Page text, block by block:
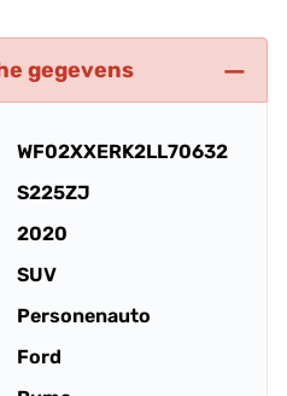
gegevens
WF02XXERK2LL70632
S225ZJ
2020
SUV
Personenauto
Ford